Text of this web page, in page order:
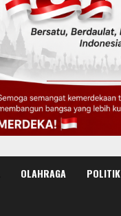
OLAHRAGA POLITIK